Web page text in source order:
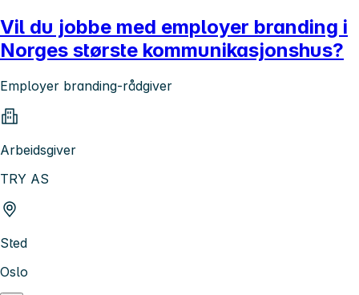
Vil du jobbe med employer branding i
Norges største kommunikasjonshus?
Employer branding-rådgiver
Arbeidsgiver
TRY AS
Sted
Oslo